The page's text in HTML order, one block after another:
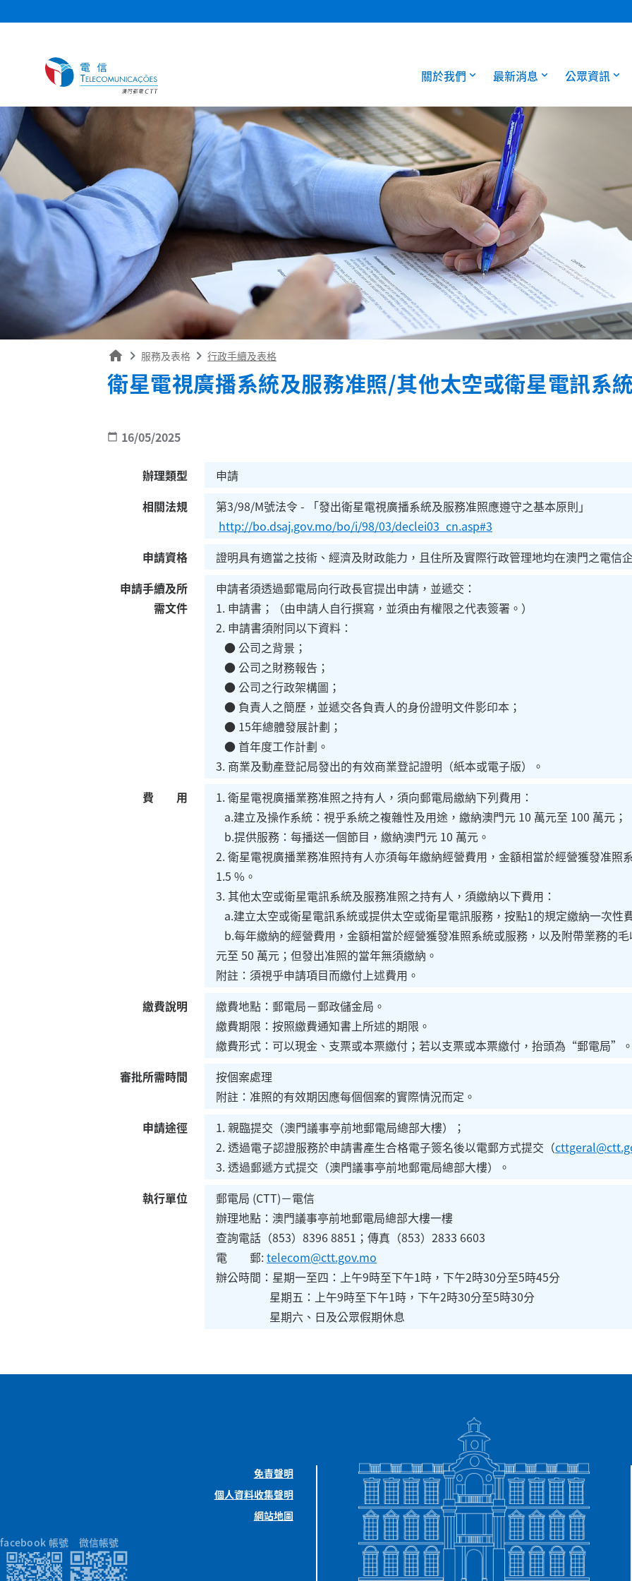
關於我們 最新消息 公眾資訊
home 服務及表格 行政手續及表格
衛星電視廣播系統及服務准照/其他太空或衛星電訊系
calendar_today 16/05/2025
辦理類型
申請
相關法規
第3/98/M號法令 - 「發出衛星電視廣播系統及服務准照應遵守之基本原則」
http://bo.dsaj.gov.mo/bo/i/98/03/declei03_cn.asp#3
申請資格
證明具有適當之技術、經濟及財政能力，且住所及實際行政管理地均在澳門之電信
申請手續及所
需文件
申請者須透過郵電局向行政長官提出申請，並遞交：
1. 申請書；（由申請人自行撰寫，並須由有權限之代表簽署。）
2. 申請書須附同以下資料：
● 公司之背景；
● 公司之財務報告；
● 公司之行政架構圖；
● 負責人之簡歷，並遞交各負責人的身份證明文件影印本；
● 15年總體發展計劃；
● 首年度工作計劃。
3. 商業及動產登記局發出的有效商業登記證明（紙本或電子版）。
費 用
1. 衛星電視廣播業務准照之持有人，須向郵電局繳納下列費用：
a.建立及操作系統：視乎系統之複雜性及用途，繳納澳門元 10 萬元至 100 萬元；
b.提供服務：每播送一個節目，繳納澳門元 10 萬元。
2. 衛星電視廣播業務准照持有人亦須每年繳納經營費用，金額相當於經營獲發准照
1.5 %。
3. 其他太空或衛星電訊系統及服務准照之持有人，須繳納以下費用：
a.建立太空或衛星電訊系統或提供太空或衛星電訊服務，按點1的規定繳納一次性
b.每年繳納的經營費用，金額相當於經營獲發准照系統或服務，以及附帶業務的
元至 50 萬元；但發出准照的當年無須繳納。
附註：須視乎申請項目而繳付上述費用。
繳費說明
繳費地點：郵電局－郵政儲金局。
繳費期限：按照繳費通知書上所述的期限。
繳費形式：可以現金、支票或本票繳付；若以支票或本票繳付，抬頭為“郵電局”。
審批所需時間
按個案處理
附註：准照的有效期因應每個個案的實際情況而定。
申請途徑
1. 親臨提交（澳門議事亭前地郵電局總部大樓）；
2. 透過電子認證服務於申請書產生合格電子簽名後以電郵方式提交（
3. 透過郵遞方式提交（澳門議事亭前地郵電局總部大樓）。
執行單位
郵電局 (CTT)－電信
辦理地點：澳門議事亭前地郵電局總部大樓一樓
查詢電話（853）8396 8851；傳真（853）2833 6603
電 郵:telecom@ctt.gov.mo
辦公時間：星期一至四：上午9時至下午1時，下午2時30分至5時45分
星期五：上午9時至下午1時，下午2時30分至5時30分
星期六、日及公眾假期休息
facebook 帳號 微信帳號
免責聲明
個人資料收集聲明
網站地圖